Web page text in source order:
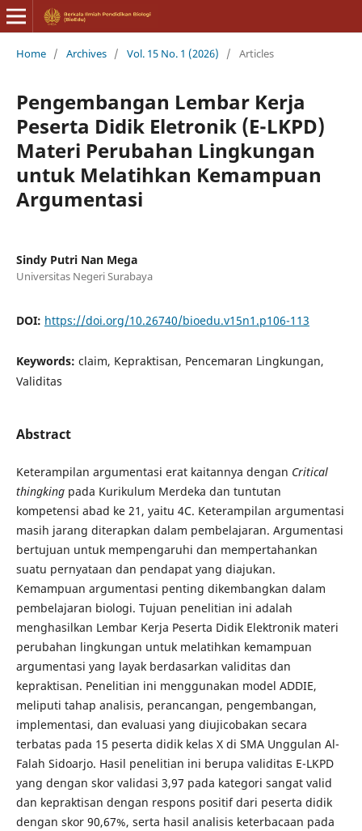
Home / Archives / Vol. 15 No. 1 (2026) / Articles
Pengembangan Lembar Kerja
Peserta Didik Eletronik (E-LKPD)
Materi Perubahan Lingkungan
untuk Melatihkan Kemampuan
Argumentasi
Sindy Putri Nan Mega
Universitas Negeri Surabaya
DOI: https://doi.org/10.26740/bioedu.v15n1.p106-113
Keywords: claim, Kepraktisan, Pencemaran Lingkungan,
Validitas
Abstract
Keterampilan argumentasi erat kaitannya dengan Critical
thingking pada Kurikulum Merdeka dan tuntutan
kompetensi abad ke 21, yaitu 4C. Keterampilan argumentasi
masih jarang diterapkan dalam pembelajaran. Argumentasi
bertujuan untuk mempengaruhi dan mempertahankan
suatu pernyataan dan pendapat yang diajukan.
Kemampuan argumentasi penting dikembangkan dalam
pembelajaran biologi. Tujuan penelitian ini adalah
menghasilkan Lembar Kerja Peserta Didik Elektronik materi
perubahan lingkungan untuk melatihkan kemampuan
argumentasi yang layak berdasarkan validitas dan
kepraktisan. Penelitian ini menggunakan model ADDIE,
meliputi tahap analisis, perancangan, pengembangan,
implementasi, dan evaluasi yang diujicobakan secara
terbatas pada 15 peserta didik kelas X di SMA Unggulan Al-
Falah Sidoarjo. Hasil penelitian ini berupa validitas E-LKPD
yang dengan skor validasi 3,97 pada kategori sangat valid
dan kepraktisan dengan respons positif dari peserta didik
dengan skor 90,67%, serta hasil analisis keterbacaan pada